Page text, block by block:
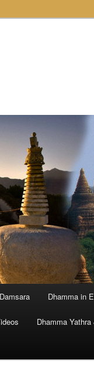
Dhamma in
Dhamma